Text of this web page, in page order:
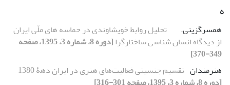
ه
همسرگزینی.
تحلیل روابط خویشاوندی در حماسه های ملّی ایران
از دیدگاه انسان شناسی ساختارگرا
[دوره 8، شماره 3، 1395، صفحه
349-370]
هنرمندان تقسیم جنسیتی فعالیت‌های هنری در ایران دهۀ 1380